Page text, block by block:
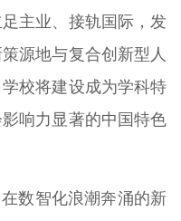
主业、接轨国际，发
源地与复合创新型人
校将建设成为学科特
响力显著的中国特色
数智化浪潮奔涌的新